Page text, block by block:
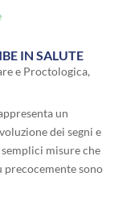
IN SALUTE
e Proctologica,
un
dei segni e
misure che
sono